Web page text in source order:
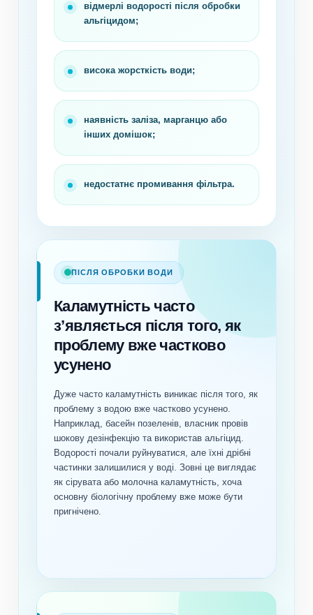
відмерлі водорості після обробки
альгіцидом;
висока жорсткість води;
наявність заліза, марганцю або
інших домішок;
недостатнє промивання фільтра.
ПІСЛЯ ОБРОБКИ ВОДИ
Каламутність часто
з’являється після того, як
проблему вже частково
усунено
Дуже часто каламутність виникає після того, як
проблему з водою вже частково усунено.
Наприклад, басейн позеленів, власник провів
шокову дезінфекцію та використав альгіцид.
Водорості почали руйнуватися, але їхні дрібні
частинки залишилися у воді. Зовні це виглядає
як сірувата або молочна каламутність, хоча
основну біологічну проблему вже може бути
пригнічено.